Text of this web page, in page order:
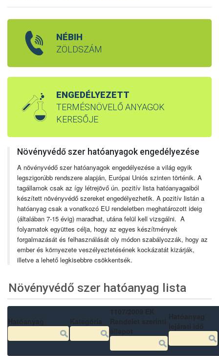
NÉBIH
ZÖLDSZÁM
ENGEDÉLYEZETT
TERMÉSNÖVELŐ ANYAGOK
KERESŐJE
Növényvédő szer hatóanyagok engedélyezése
A növényvédő szer hatóanyagok engedélyezése a világ egyik
legszigorúbb rendszere alapján, Európai Uniós szinten történik. A
tagállamok csak az így létrejövő ún. pozitív lista hatóanyagaiból
készített növényvédő szereket engedélyezhetik. A pozitív listán a
hatóanyag csak a vonatkozó EU rendeletben meghatározott ideig
(általában 7-15 évig) maradhat, utána felül kell vizsgálni. A
folyamatok együttes célja, hogy az egyes készítmények
forgalmazását és felhasználását oly módon szabályozzák, hogy az
ember és környezete veszélyeztetésének kockázatát kizárják,
illetve a lehető legkisebbre csökkentsék.
Növényvédő szer hatóanyag lista